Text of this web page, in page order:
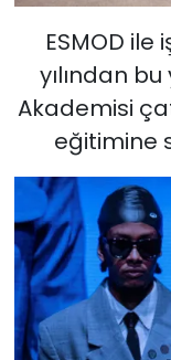
ESMOD ile
yılından
Akademisi
eğitimine